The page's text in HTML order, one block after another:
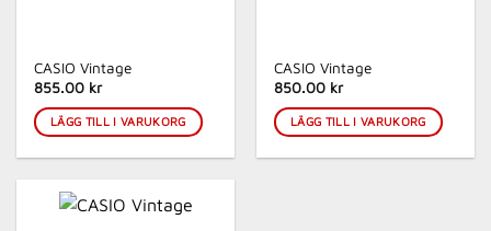
CASIO Vintage
855.00 kr
LÄGG TILL I VARUKORG
CASIO Vintage
850.00 kr
LÄGG TILL I VARUKORG